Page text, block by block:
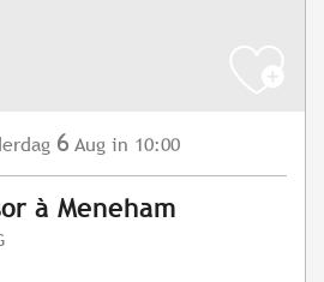
6 Aug in 10:00
à Meneham